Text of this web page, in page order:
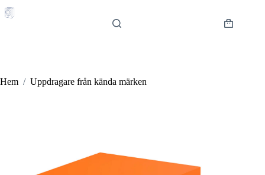
till
Varukorg
Hem / Uppdragare från kända märken